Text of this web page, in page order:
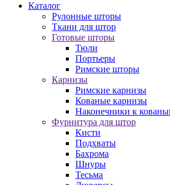
Каталог
Рулонные шторы
Ткани для штор
Готовые шторы
Тюли
Портьеры
Римские шторы
Карнизы
Римские карнизы
Кованые карнизы
Наконечники к
Фурнитура для штор
Кисти
Подхваты
Бахрома
Шнуры
Тесьма